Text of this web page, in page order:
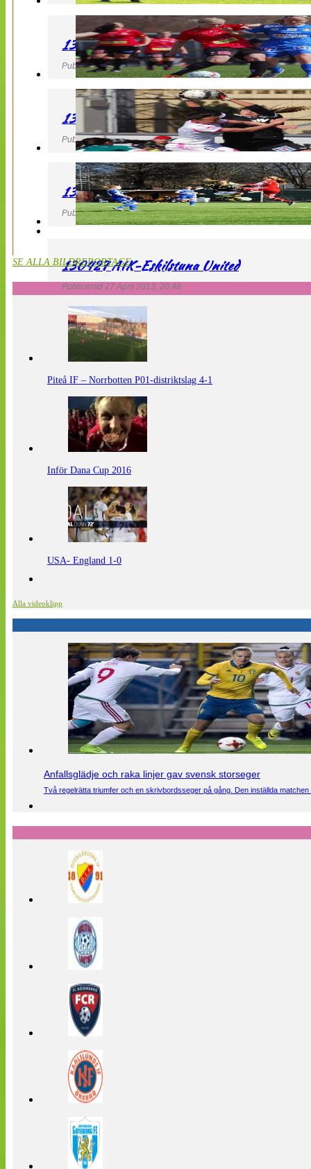
130427 LB 07 – QBIK
Publicerad 27 April 2013, 22:40
130427 IF Limhamn Bunkeflo – QBIK
Publicerad 27 April 2013, 21:10
130427 LdB FC Malmö – Mallbackens IF
Publicerad 27 April 2013, 20:54
130427 AIK-Eskilstuna United
Publicerad 27 April 2013, 20:48
SE ALLA BILDREPORTAGE
Piteå IF – Norrbotten P01-distriktslag 4-1
Inför Dana Cup 2016
USA- England 1-0
Alla videoklipp
Anfallsglädje och raka linjer gav svensk storseger
Två regelrätta triumfer och en skrivbordsseger på gång. Den inställda